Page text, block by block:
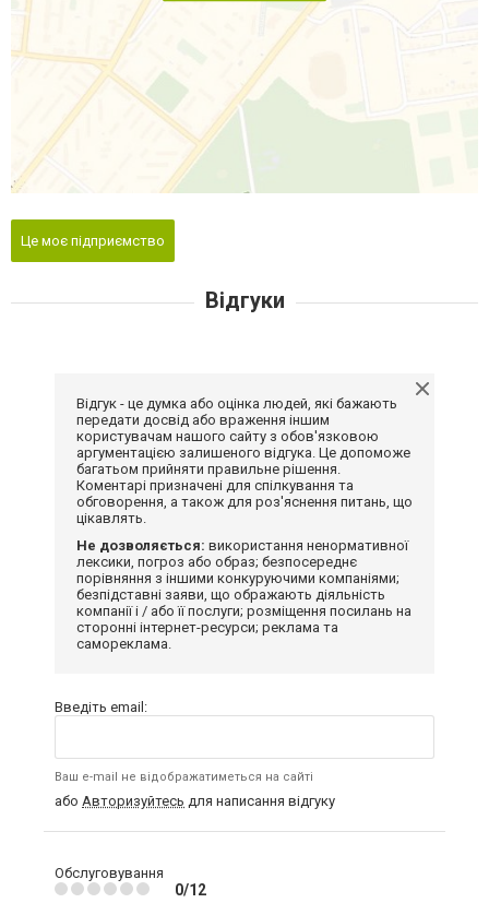
Це моє підприємство
Відгуки
Відгук - це думка або оцінка людей, які бажають
передати досвід або враження іншим
користувачам нашого сайту з обов'язковою
аргументацією залишеного відгука. Це допоможе
багатьом прийняти правильне рішення.
Коментарі призначені для спілкування та
обговорення, а також для роз'яснення питань, що
цікавлять.
Не дозволяється: використання ненормативної
лексики, погроз або образ; безпосереднє
порівняння з іншими конкуруючими компаніями;
безпідставні заяви, що ображають діяльність
компанії і / або її послуги; розміщення посилань на
сторонні інтернет-ресурси; реклама та
самореклама.
Введіть email:
Ваш e-mail не відображатиметься на сайті
або Авторизуйтесь для написання відгуку
Обслуговування
0/12